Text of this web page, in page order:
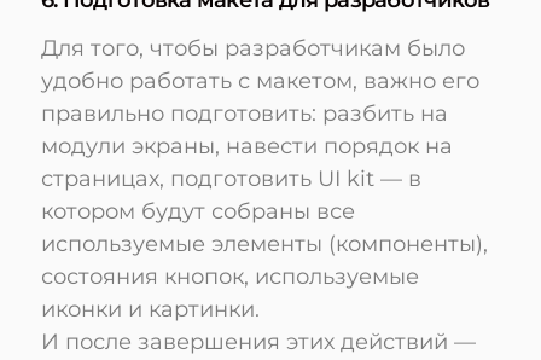
Для того, чтобы разработчикам было
удобно работать с макетом, важно его
правильно подготовить: разбить на
модули экраны, навести порядок на
страницах, подготовить UI kit — в
котором будут собраны все
используемые элементы (компоненты),
состояния кнопок, используемые
иконки и картинки.
И после завершения этих действий —